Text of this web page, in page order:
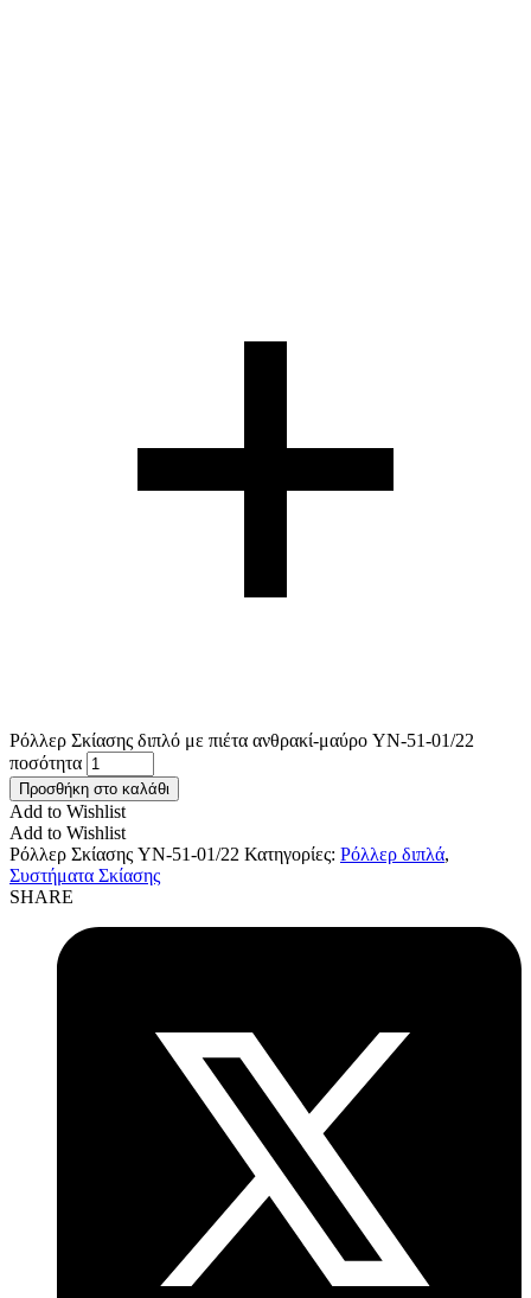
Ρόλλερ Σκίασης διπλό με πιέτα ανθρακί-μαύρο YN-51-01/22
ποσότητα
Προσθήκη στο καλάθι
Add to Wishlist
Add to Wishlist
Ρόλλερ Σκίασης YN-51-01/22 Κατηγορίες: Ρόλλερ διπλά,
Συστήματα Σκίασης
SHARE